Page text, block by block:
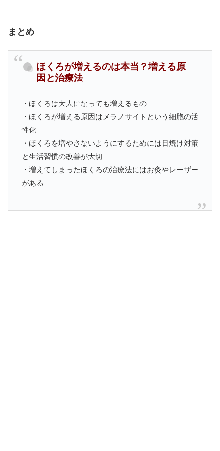
まとめ
ほくろが増えるのは本当？増える原
因と治療法
・ほくろは大人になっても増えるもの
・ほくろが増える原因はメラノサイトという細胞の活
性化
・ほくろを増やさないようにするためには日焼け対策
と生活習慣の改善が大切
・増えてしまったほくろの治療法にはお灸やレーザー
がある